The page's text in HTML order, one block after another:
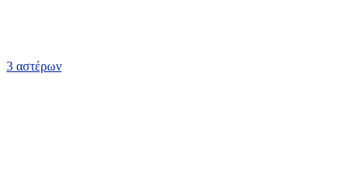
3 αστέρων